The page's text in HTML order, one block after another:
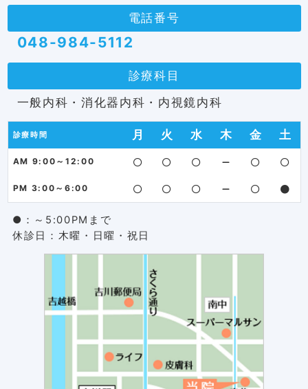
電話番号
048-984-5112
診療科目
一般内科・消化器内科・内視鏡内科
診療時間 月 火 水 木 金 土
AM 9:00～12:00
PM 3:00～6:00
●：～5:00PMまで
休診日：木曜・日曜・祝日